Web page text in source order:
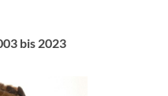
bis 2023